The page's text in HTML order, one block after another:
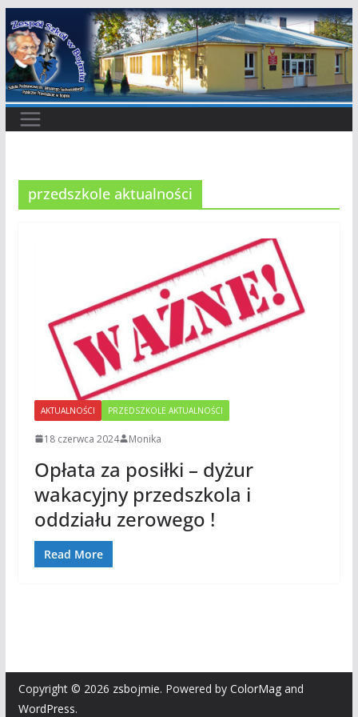
Przejdź
do
treści
przedszkole aktualności
AKTUALNOŚCI PRZEDSZKOLE AKTUALNOŚCI
18 czerwca 2024 Monika
Opłata za posiłki – dyżur
wakacyjny przedszkola i
oddziału zerowego !
Read More
Copyright © 2026 zsbojmie. Powered by ColorMagand
WordPress.